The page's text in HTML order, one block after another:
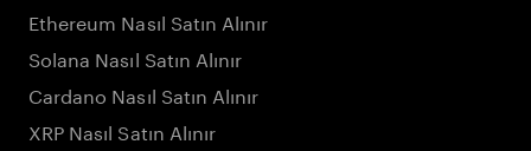
Ethereum Nasıl Satın Alınır
Solana Nasıl Satın Alınır
Cardano Nasıl Satın Alınır
XRP Nasıl Satın Alınır